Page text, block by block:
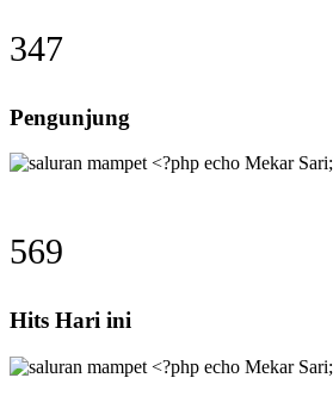
347
Pengunjung
569
Hits Hari ini